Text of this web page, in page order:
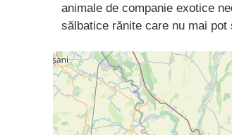
animale de companie exotice
sălbatice rănite care nu mai